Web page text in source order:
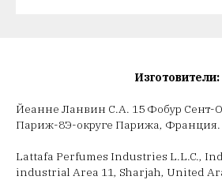
Изготовители:
Йеанне Ланвин С.А. 15 Фобур Сент-
Париж-8Э-округе Парижа, Франция.
Lattafa Perfumes Industries L.L.C.,
industrial Area 11, Sharjah, United